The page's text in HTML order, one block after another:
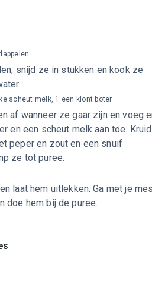
snijd ze in stukken en kook ze
af wanneer ze gaar zijn en voeg
en een scheut melk aan toe. Kruid
peper en zout en een snuif
ze tot puree.
scheut melk, 1 een klont boter
laat hem uitlekken. Ga met je
doe hem bij de puree.